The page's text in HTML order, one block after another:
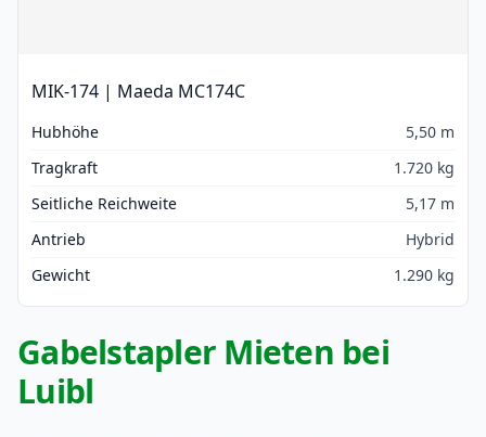
MIK-174 | Maeda MC174C
Hubhöhe
5,50 m
Tragkraft
1.720 kg
Seitliche Reichweite
5,17 m
Antrieb
Hybrid
Gewicht
1.290 kg
Gabelstapler Mieten bei
Luibl